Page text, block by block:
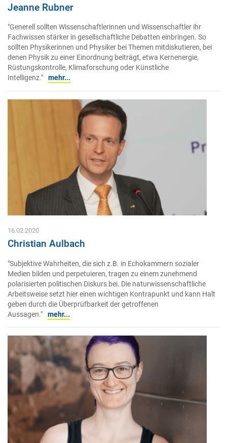
Jeanne Rubner
"Generell sollten Wissenschaftlerinnen und Wissenschaftler ihr
Fachwissen stärker in gesellschaftliche Debatten einbringen. So
sollten Physikerinnen und Physiker bei Themen mitdiskutieren, bei
denen Physik zu einer Einordnung beiträgt, etwa Kernenergie,
Rüstungskontrolle, Klimaforschung oder Künstliche
Intelligenz." mehr...
16.02.2020
Christian Aulbach
"Subjektive Wahrheiten, die sich z.B. in Echokammern sozialer
Medien bilden und perpetuieren, tragen zu einem zunehmend
polarisierten politischen Diskurs bei. Die naturwissenschaftliche
Arbeitsweise setzt hier einen wichtigen Kontrapunkt und kann Halt
geben durch die Überprüfbarkeit der getroffenen
Aussagen." mehr...